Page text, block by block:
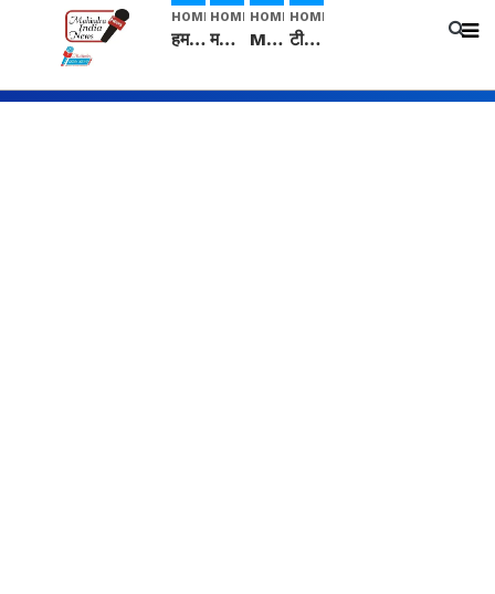
HOME
हम सनातनी..." सांसद kangana Ranaut से क्या बोली लड़की? Viral Jantar-Mantar | CJP protest
HOME
मनीषा हत्याकांड: हत्या, आत्महत्या या कोई बड़ा राज? | Full Story | Josh Haryana
HOME
Mangalsutra: हिंदू धर्म में शादी के बाद मंगलसूत्र क्यों पहनती है महिलाएं, किसने शुरु की ये परंपरा
HOME
टीम बीकेई ने एग्रीकल्चर ग्रेड की यूरिया खाद गट्टों में बदलकर टेक्निकल ग्रेड में बेचने वालों पर करवाई कार्रवाई: लखविंदर सिंह औलख